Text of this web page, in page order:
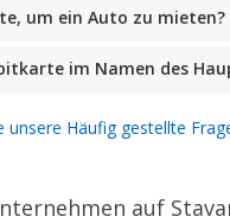
um ein Auto zu mieten?
im Namen des
unsere Häufig gestellte
auf